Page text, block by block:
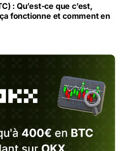
: Qu’est-ce que c’est,
fonctionne et comment en